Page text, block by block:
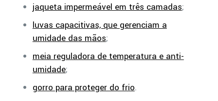
jaqueta impermeável em três camadas;
luvas capacitivas, que gerenciam a
umidade das mãos;
meia reguladora de temperatura e anti-
umidade;
gorro para proteger do frio.